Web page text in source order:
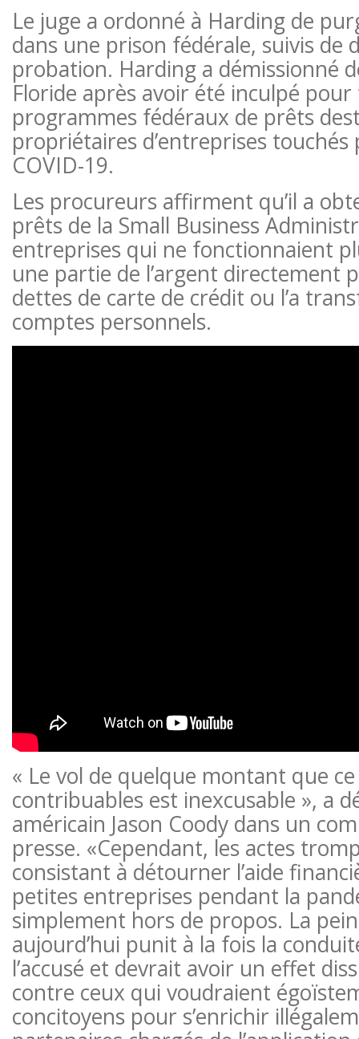
Le juge a ordonné à Harding de
dans une prison fédérale, suivis de
probation. Harding a démissionné
Floride après avoir été inculpé
programmes fédéraux de prêts
propriétaires d’entreprises touchés
COVID-19.
Les procureurs affirment qu’il a
prêts de la Small Business
entreprises qui ne fonctionnaient
une partie de l’argent directement
dettes de carte de crédit ou l’a
comptes personnels.
« Le vol de quelque montant que
contribuables est inexcusable », a
américain Jason Coody dans un
presse. «Cependant, les actes
consistant à détourner l’aide
petites entreprises pendant la
simplement hors de propos. La
aujourd’hui punit à la fois la
l’accusé et devrait avoir un effet
contre ceux qui voudraient
concitoyens pour s’enrichir